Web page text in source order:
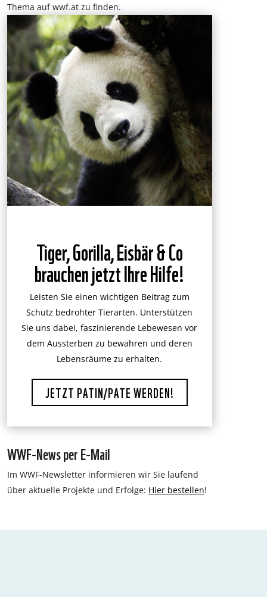
Thema auf wwf.at zu finden.
Tiger, Gorilla, Eisbär & Co
brauchen jetzt Ihre Hilfe!
Leisten Sie einen wichtigen Beitrag zum
Schutz bedrohter Tierarten. Unterstützen
Sie uns dabei, faszinierende Lebewesen vor
dem Aussterben zu bewahren und deren
Lebensräume zu erhalten.
JETZT PATIN/PATE WERDEN!
WWF-News per E-Mail
Im WWF-Newsletter informieren wir Sie laufend
über aktuelle Projekte und Erfolge: Hier bestellen!